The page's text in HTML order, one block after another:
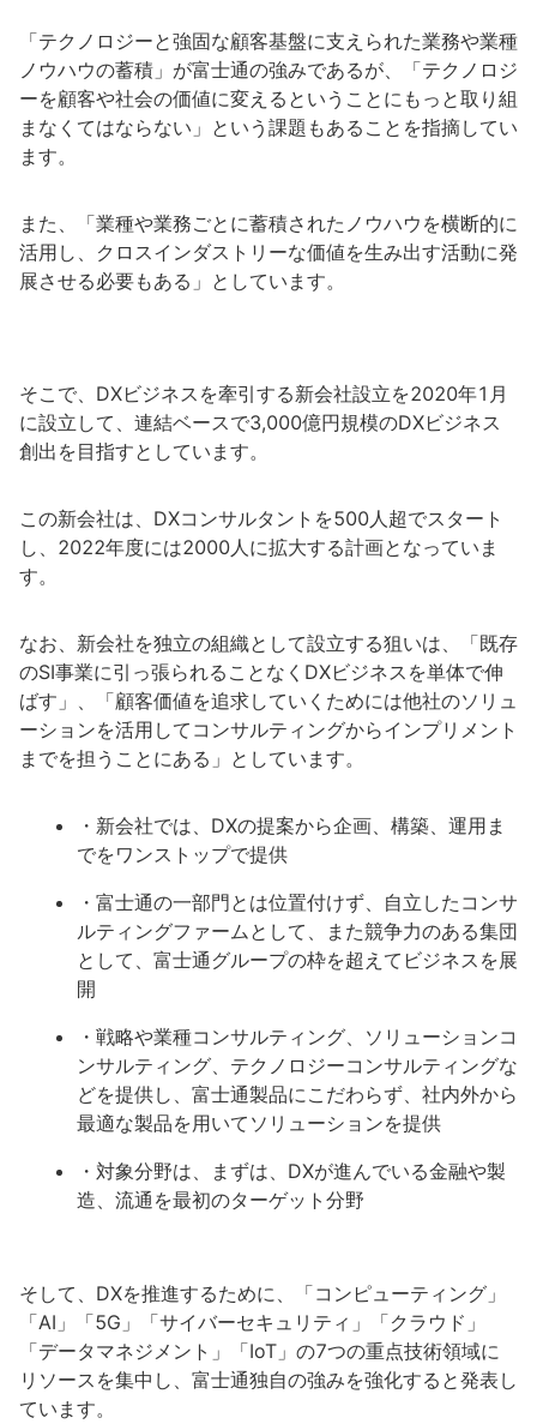
「テクノロジーと強固な顧客基盤に支えられた業務や業種
ノウハウの蓄積」が富士通の強みであるが、「テクノロジ
ーを顧客や社会の価値に変えるということにもっと取り組
まなくてはならない」という課題もあることを指摘してい
ます。
また、「業種や業務ごとに蓄積されたノウハウを横断的に
活用し、クロスインダストリーな価値を生み出す活動に発
展させる必要もある」としています。
そこで、DXビジネスを牽引する新会社設立を2020年1月
に設立して、連結ベースで3,000億円規模のDXビジネス
創出を目指すとしています。
この新会社は、DXコンサルタントを500人超でスタート
し、2022年度には2000人に拡大する計画となっていま
す。
なお、新会社を独立の組織として設立する狙いは、「既存
のSI事業に引っ張られることなくDXビジネスを単体で伸
ばす」、「顧客価値を追求していくためには他社のソリュ
ーションを活用してコンサルティングからインプリメント
までを担うことにある」としています。
・新会社では、DXの提案から企画、構築、運用ま
でをワンストップで提供
・富士通の一部門とは位置付けず、自立したコンサ
ルティングファームとして、また競争力のある集団
として、富士通グループの枠を超えてビジネスを展
開
・戦略や業種コンサルティング、ソリューションコ
ンサルティング、テクノロジーコンサルティングな
どを提供し、富士通製品にこだわらず、社内外から
最適な製品を用いてソリューションを提供
・対象分野は、まずは、DXが進んでいる金融や製
造、流通を最初のターゲット分野
そして、DXを推進するために、「コンピューティング」
「AI」「5G」「サイバーセキュリティ」「クラウド」
「データマネジメント」「IoT」の7つの重点技術領域に
リソースを集中し、富士通独自の強みを強化すると発表し
ています。